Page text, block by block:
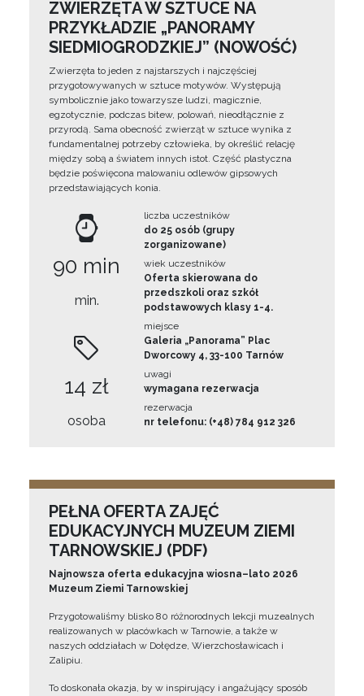
ZWIERZĘTA W SZTUCE NA
PRZYKŁADZIE „PANORAMY
SIEDMIOGRODZKIEJ” (NOWOŚĆ)
Zwierzęta to jeden z najstarszych i najczęściej
przygotowywanych w sztuce motywów. Występują
symbolicznie jako towarzysze ludzi, magicznie,
egzotycznie, podczas bitew, polowań, nieodłącznie z
przyrodą. Sama obecność zwierząt w sztuce wynika z
fundamentalnej potrzeby człowieka, by określić relację
między sobą a światem innych istot. Część plastyczna
będzie poświęcona malowaniu odlewów gipsowych
przedstawiających konia.
90 min
min.
14 zł
osoba
liczba uczestników
do 25 osób (grupy
zorganizowane)
wiek uczestników
Oferta skierowana do
przedszkoli oraz szkół
podstawowych klasy 1-4.
miejsce
Galeria „Panorama” Plac
Dworcowy 4, 33-100 Tarnów
uwagi
wymagana rezerwacja
rezerwacja
nr telefonu: (+48) 784 912 326
PEŁNA OFERTA ZAJĘĆ
EDUKACYJNYCH MUZEUM ZIEMI
TARNOWSKIEJ (PDF)
Najnowsza oferta edukacyjna wiosna–lato 2026
Muzeum Ziemi Tarnowskiej
Przygotowaliśmy blisko 80 różnorodnych lekcji muzealnych
realizowanych w placówkach w Tarnowie, a także w
naszych oddziałach w Dołędze, Wierzchosławicach i
Zalipiu.
To doskonała okazja, by w inspirujący i angażujący sposób